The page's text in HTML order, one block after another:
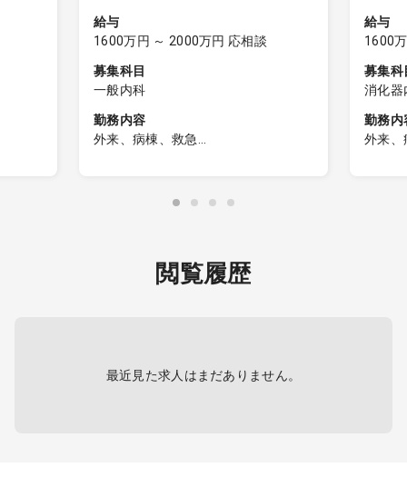
給与
1600万円 ～ 2000万円 応相談
募集科目
一般内科
勤務内容
外来、病棟、救急
外来名：一般内科外来
給与
1600
募集科
消化器
勤務内
外来、
閲覧履歴
最近見た求人はまだありません。